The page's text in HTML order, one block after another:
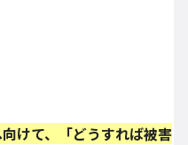
けて、「どうすれば被害